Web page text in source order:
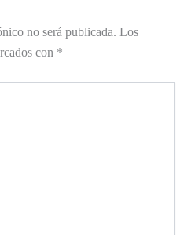
no será publicada. Los
con *